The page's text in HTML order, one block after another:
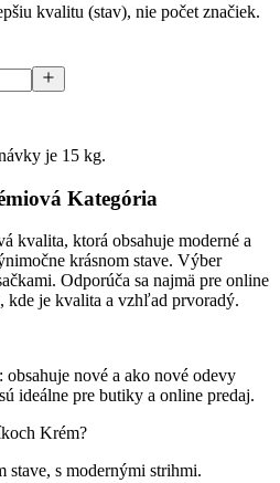
kvalitu (stav), nie počet značiek.
je 15 kg.
Kategória
kvalita, ktorá obsahuje moderné a
krásnom stave. Výber
Odporúča sa najmä pre online
kde je kvalita a vzhľad prvoradý.
obsahuje nové a ako nové odevy
ideálne pre butiky a online predaj.
Krém?
stave, s modernými strihmi.